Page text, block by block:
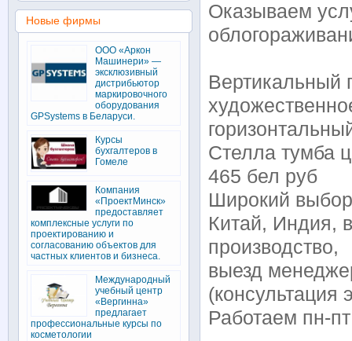
Оказываем
Вертикальный
Стелла тумба
465 бел руб
Широкий
Китай, Индия,
производство,
выезд
(консультация
Работаем пн-
Новые фирмы
ООО «Аркон
Машинери» —
эксклюзивный
дистрибьютор
маркировочного
оборудования
GPSystems в Беларуси.
Курсы
бухгалтеров в
Гомеле
Компания
«ПроектМинск»
предоставляет
комплексные услуги по
проектированию и
согласованию объектов для
частных клиентов и бизнеса.
Международный
учебный центр
«Вергинна»
предлагает
профессиональные курсы по
косметологии